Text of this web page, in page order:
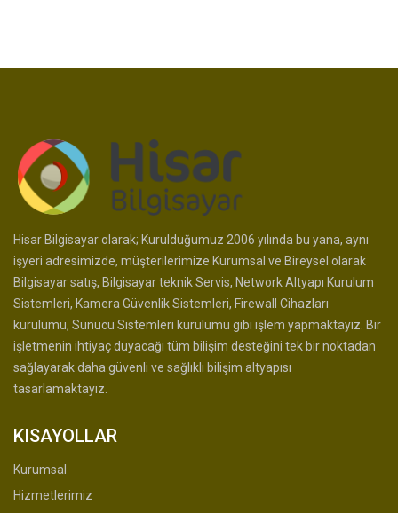
Hisar Bilgisayar olarak; Kurulduğumuz 2006 yılında bu yana, aynı
işyeri adresimizde, müşterilerimize Kurumsal ve Bireysel olarak
Bilgisayar satış, Bilgisayar teknik Servis, Network Altyapı Kurulum
Sistemleri, Kamera Güvenlik Sistemleri, Firewall Cihazları
kurulumu, Sunucu Sistemleri kurulumu gibi işlem yapmaktayız. Bir
işletmenin ihtiyaç duyacağı tüm bilişim desteğini tek bir noktadan
sağlayarak daha güvenli ve sağlıklı bilişim altyapısı
tasarlamaktayız.
KISAYOLLAR
Kurumsal
Hizmetlerimiz